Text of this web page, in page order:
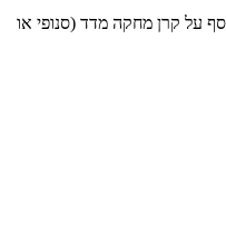
על קרן מחקה מדד (סנופי או